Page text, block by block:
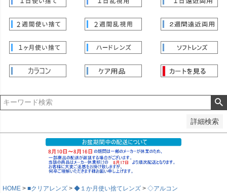
詳細検索
並び順
登録順
価格が高い順
レビュー順
キーワードヒット順
HOME ■クリアレンズ ◆１か月使い捨てレンズ
◇アルコン